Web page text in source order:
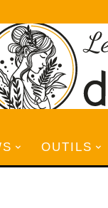
OUTILS